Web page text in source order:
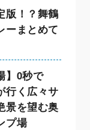
版！？舞鶴
ーまとめて
】0秒で
行く広々サ
景を望む奥
プ場